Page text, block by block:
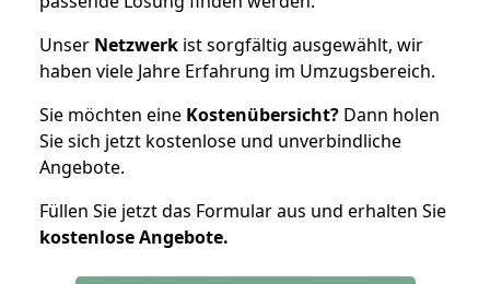
Unser Netzwerk ist sorgfältig ausgewählt, wir
haben viele Jahre Erfahrung im Umzugsbereich.
Sie möchten eine Kostenübersicht? Dann holen
Sie sich jetzt kostenlose und unverbindliche
Angebote.
Füllen Sie jetzt das Formular aus und erhalten Sie
kostenloseAngebote.